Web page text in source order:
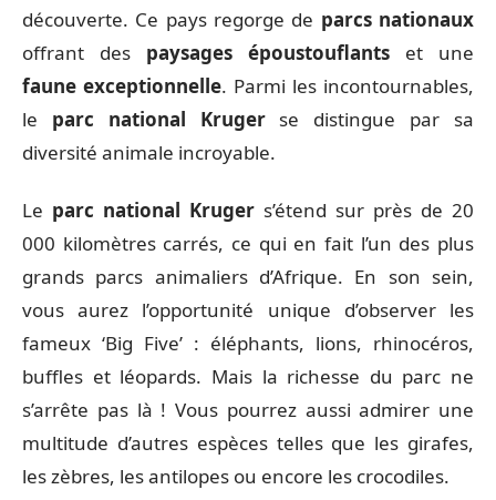
découverte. Ce pays regorge de parcs nationaux
offrant des paysages époustouflants et une
faune exceptionnelle. Parmi les incontournables,
le parc national Krugerse distingue par sa
diversité animale incroyable.
Le parc national Kruger s’étend sur près de 20
000 kilomètres carrés, ce qui en fait l’un des plus
grands parcs animaliers d’Afrique. En son sein,
vous aurez l’opportunité unique d’observer les
fameux ‘Big Five’ : éléphants, lions, rhinocéros,
buffles et léopards. Mais la richesse du parc ne
s’arrête pas là ! Vous pourrez aussi admirer une
multitude d’autres espèces telles que les girafes,
les zèbres, les antilopes ou encore les crocodiles.